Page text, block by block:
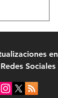
en
Sociales